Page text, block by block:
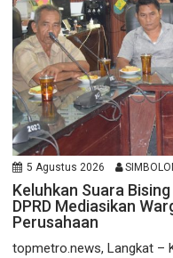
5 Agustus 2026
Keluhkan Suara
DPRD Mediasikan
Perusahaan
topmetro.news, Langkat –